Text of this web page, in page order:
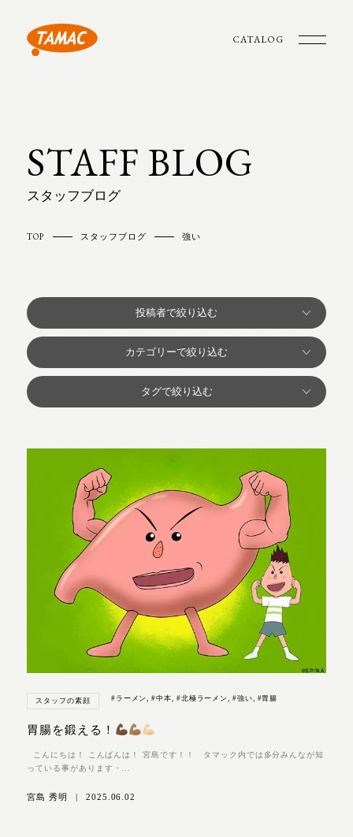
CATALOG
STAFF BLOG
スタッフブログ
TOP スタッフブログ 強い
スタッフの素顔 #ラーメン ,#中本 #北極ラーメン #強い #胃腸
胃腸を鍛える！
こんにちは！ こんばんは！ 宮島です！！ タマック内では多分みんなが知
っている事があります・...
宮島 秀明 | 2025.06.02